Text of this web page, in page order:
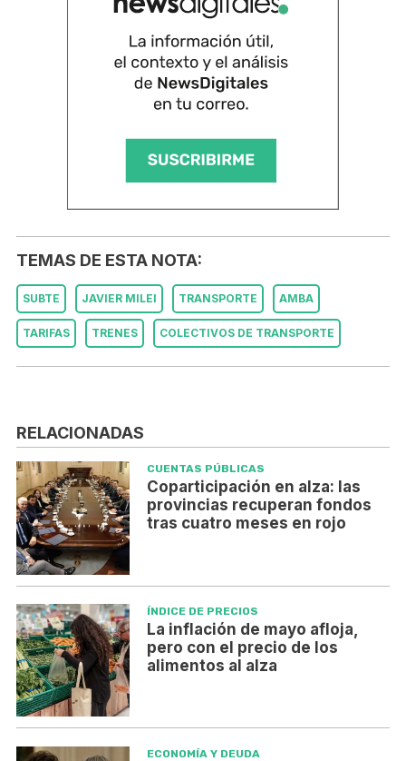
TEMAS DE ESTA NOTA:
SUBTE JAVIER MILEI TRANSPORTE AMBA
TARIFAS TRENES COLECTIVOS DE TRANSPORTE
RELACIONADAS
CUENTAS PÚBLICAS
Coparticipación en alza: las
provincias recuperan fondos
tras cuatro meses en rojo
ÍNDICE DE PRECIOS
La inflación de mayo afloja,
pero con el precio de los
alimentos al alza
ECONOMÍA Y DEUDA